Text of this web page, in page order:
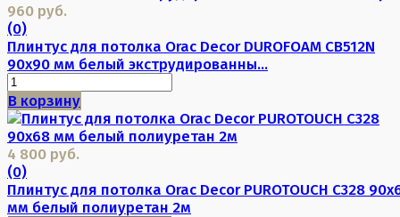
960 руб.
(0)
Плинтус для потолка Orac Decor DUROFOAM CB512N
90х90 мм белый экструдированны...
В корзину
4 800 руб.
(0)
Плинтус для потолка Orac Decor PUROTOUCH C328
мм белый полиуретан 2м